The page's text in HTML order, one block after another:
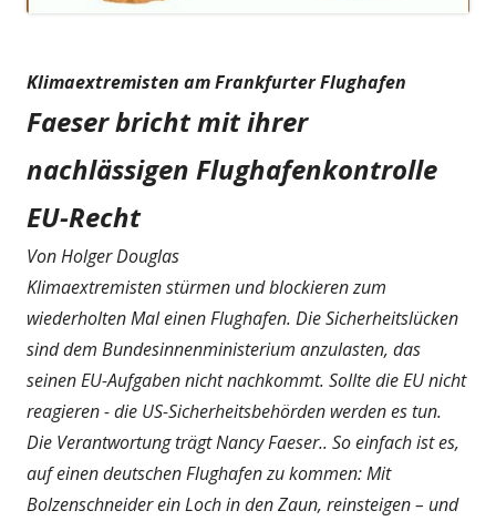
Klimaextremisten am Frankfurter Flughafen
Faeser bricht mit ihrer
nachlässigen Flughafenkontrolle
EU-Recht
Von Holger Douglas
Klimaextremisten stürmen und blockieren zum
wiederholten Mal einen Flughafen. Die Sicherheitslücken
sind dem Bundesinnenministerium anzulasten, das
seinen EU-Aufgaben nicht nachkommt. Sollte die EU nicht
reagieren - die US-Sicherheitsbehörden werden es tun.
Die Verantwortung trägt Nancy Faeser.. So einfach ist es,
auf einen deutschen Flughafen zu kommen: Mit
Bolzenschneider ein Loch in den Zaun, reinsteigen – und